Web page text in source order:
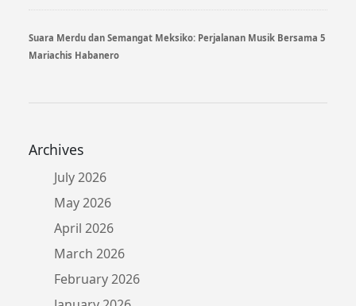
Suara Merdu dan Semangat Meksiko: Perjalanan Musik Bersama 5
Mariachis Habanero
Archives
July 2026
May 2026
April 2026
March 2026
February 2026